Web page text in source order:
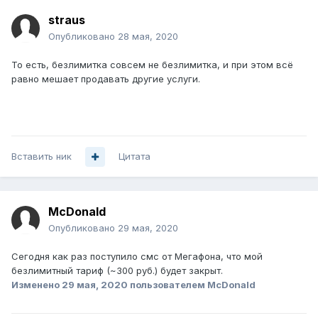
straus
Опубликовано 28 мая, 2020
То есть, безлимитка совсем не безлимитка, и при этом всё
равно мешает продавать другие услуги.
Вставить ник Цитата
McDonald
Опубликовано 29 мая, 2020
Сегодня как раз поступило смс от Мегафона, что мой
безлимитный тариф (~300 руб.) будет закрыт.
Изменено 29 мая, 2020 пользователем McDonald